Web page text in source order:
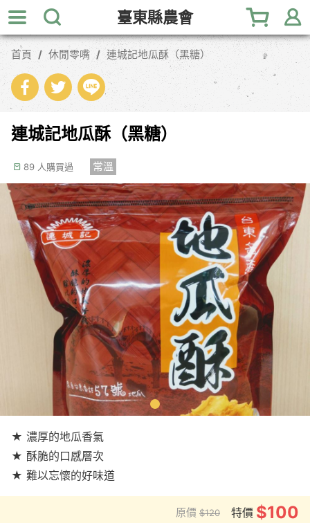
跳
到
主
內
臺東縣農會
首頁 休閒零嘴 連城記地瓜酥（黑糖）
連城記地瓜酥（黑糖）
89 人購買過 常溫
★ 濃厚的地瓜香氣
★ 酥脆的口感層次
★ 難以忘懷的好味道
原價 $120 特價 $100